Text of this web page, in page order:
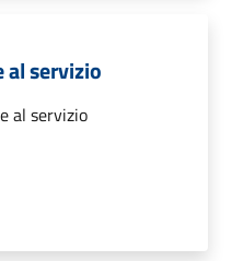
al servizio
al servizio